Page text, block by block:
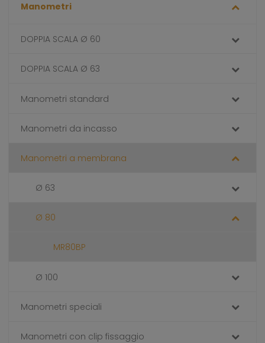
Manometri
DOPPIA SCALA Ø 60
DOPPIA SCALA Ø 63
Manometri standard
Manometri da incasso
Manometri a membrana
Ø 63
Ø 80
MR80BP
Ø 100
Manometri speciali
Manometri con clip fissaggio